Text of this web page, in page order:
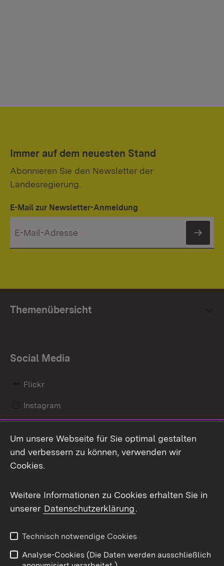
Immer auf dem neuesten Stand
Abonnieren Sie den Newsletter der
Landesregierung.
E-Mail zur Newsletter-Anmeldung
Themenübersicht
Social Media
Flickr
Instagram
Mastodon
Messenger
Social Wall
X / Twitter
Youtube
Um unsere Webseite für Sie optimal gestalten
und verbessern zu können, verwenden wir
Cookies.
Weitere Informationen zu Cookies erhalten Sie in
unserer Datenschutzerklärung.
Technisch notwendige Cookies
Analyse-Cookies (Die Daten werden ausschließlich